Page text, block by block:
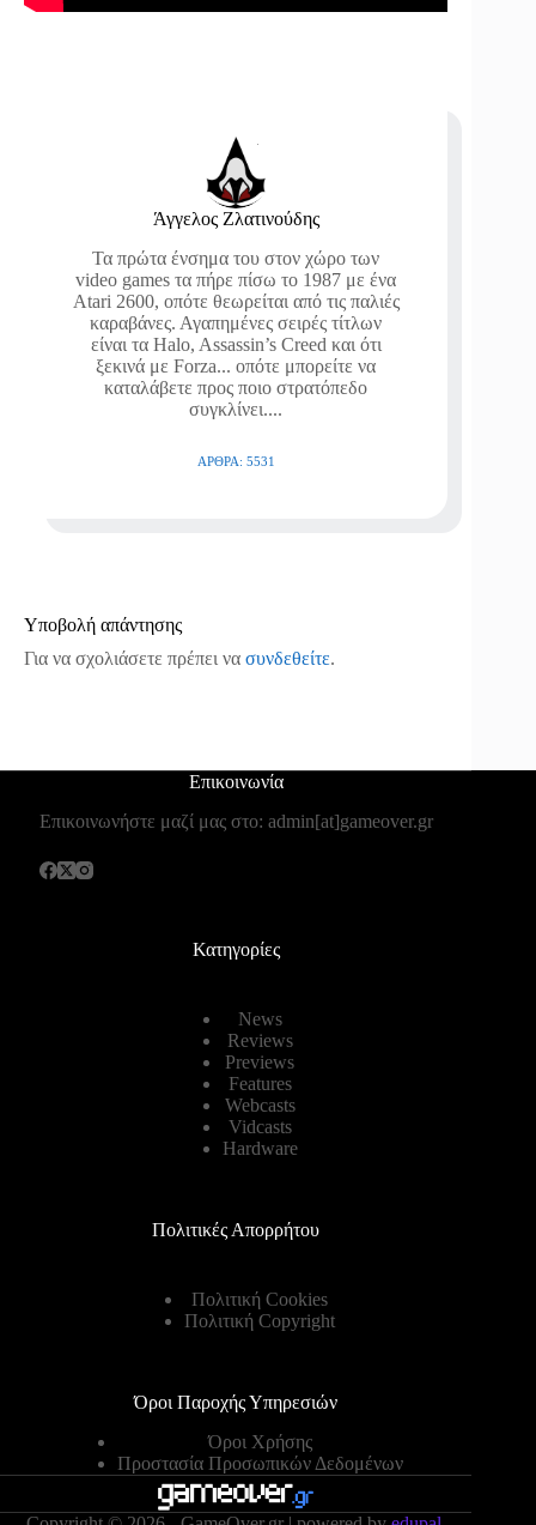
Άγγελος Ζλατινούδης
Τα πρώτα ένσημα του στον χώρο των
video games τα πήρε πίσω το 1987 με ένα
Atari 2600, οπότε θεωρείται από τις παλιές
καραβάνες. Αγαπημένες σειρές τίτλων
είναι τα Halo, Assassin’s Creed και ότι
ξεκινά με Forza... οπότε μπορείτε να
καταλάβετε προς ποιο στρατόπεδο
συγκλίνει....
ΆΡΘΡΑ: 5531
Υποβολή απάντησης
Για να σχολιάσετε πρέπει να συνδεθείτε.
Επικοινωνία
Επικοινωνήστε μαζί μας στο: admin[at]gameover.gr
Κατηγορίες
News
Reviews
Previews
Features
Webcasts
Vidcasts
Hardware
Πολιτικές Απορρήτου
Πολιτική Cookies
Πολιτική Copyright
Όροι Παροχής Υπηρεσιών
Όροι Χρήσης
Προστασία Προσωπικών Δεδομένων